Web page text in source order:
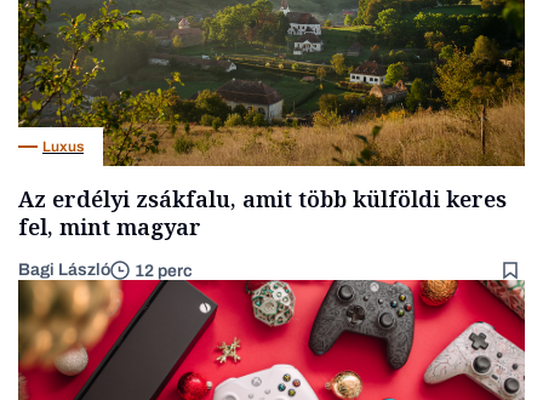
Luxus
Az erdélyi zsákfalu, amit több külföldi keres
fel, mint magyar
Bagi László 12 perc